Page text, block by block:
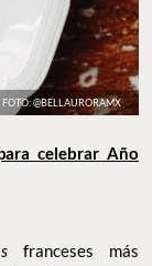
FOTO: @BELLAURORAMX
celebrar Año
franceses más